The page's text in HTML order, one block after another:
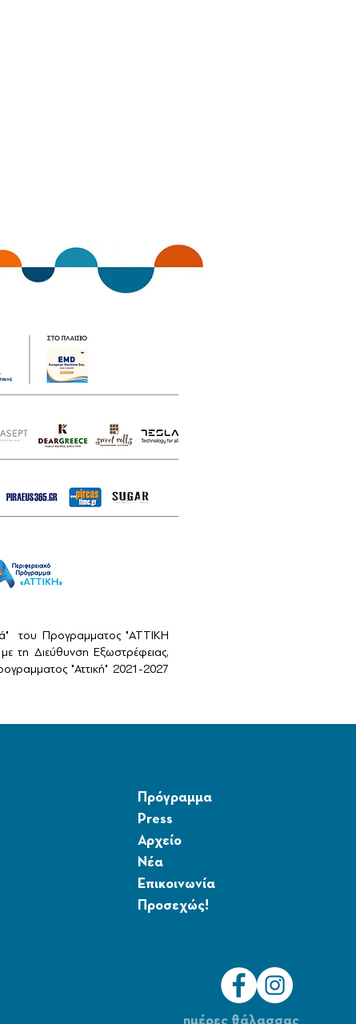
του Προγραμματος "ΑΤΤΙΚΗ
Διεύθυνση Εξωστρέφειας,
"Αττική" 2021-2027
Πρόγραμμα
Press
Αρχείο
Νέα
Επικοινωνία
Προσεχώς!
ημέρες θάλασσας